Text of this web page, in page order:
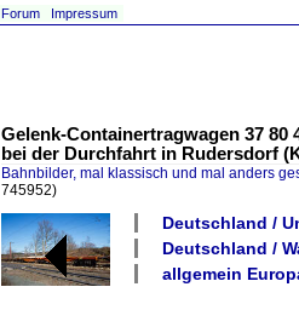
Forum Impressum
Gelenk-Containertragwagen 37 80
bei der Durchfahrt in Rudersdorf
Bahnbilder, mal klassisch und mal anders
745952)
Deutschland /
Deutschland /
allgemein